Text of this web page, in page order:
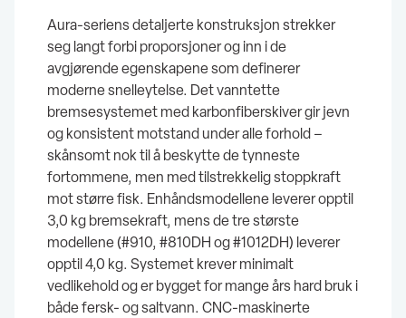
Aura-seriens detaljerte konstruksjon strekker
seg langt forbi proporsjoner og inn i de
avgjørende egenskapene som definerer
moderne snelleytelse. Det vanntette
bremsesystemet med karbonfiberskiver gir jevn
og konsistent motstand under alle forhold –
skånsomt nok til å beskytte de tynneste
fortommene, men med tilstrekkelig stoppkraft
mot større fisk. Enhåndsmodellene leverer opptil
3,0 kg bremsekraft, mens de tre største
modellene (#910, #810DH og #1012DH) leverer
opptil 4,0 kg. Systemet krever minimalt
vedlikehold og er bygget for mange års hard bruk i
både fersk- og saltvann. CNC-maskinerte